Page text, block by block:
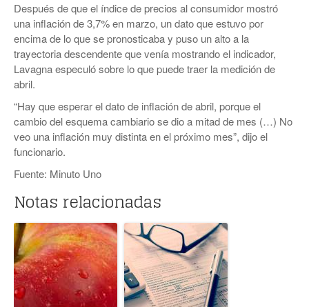
Después de que el índice de precios al consumidor mostró
una inflación de 3,7% en marzo, un dato que estuvo por
encima de lo que se pronosticaba y puso un alto a la
trayectoria descendente que venía mostrando el indicador,
Lavagna especuló sobre lo que puede traer la medición de
abril.
“Hay que esperar el dato de inflación de abril, porque el
cambio del esquema cambiario se dio a mitad de mes (…) No
veo una inflación muy distinta en el próximo mes”, dijo el
funcionario.
Fuente: Minuto Uno
Notas relacionadas